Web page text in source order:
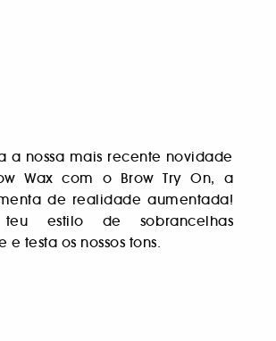
a nossa mais recente novidade
Wax com o Brow Try On, a
de realidade aumentada!
estilo de sobrancelhas
e testa os nossos tons.